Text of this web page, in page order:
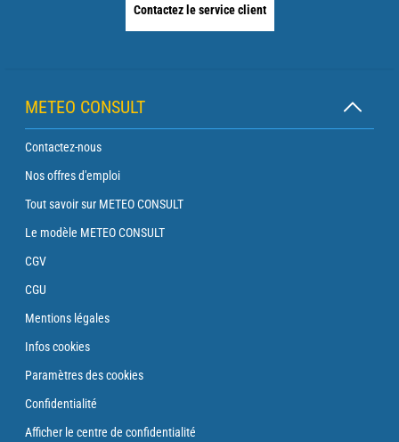
Contactez le service client
METEO CONSULT
Contactez-nous
Nos offres d'emploi
Tout savoir sur METEO CONSULT
Le modèle METEO CONSULT
CGV
CGU
Mentions légales
Infos cookies
Paramètres des cookies
Confidentialité
Afficher le centre de confidentialité